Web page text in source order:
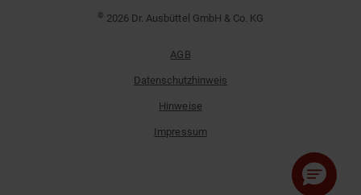
© 2026 Dr. Ausbüttel GmbH & Co. KG
AGB
Datenschutzhinweis
Hinweise
Impressum